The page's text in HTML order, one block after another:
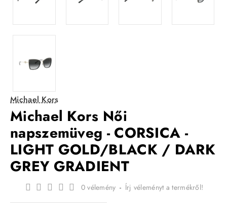
Michael Kors
Michael Kors Női
napszemüveg - CORSICA -
LIGHT GOLD/BLACK / DARK
GREY GRADIENT
0 vélemény - Írj véleményt a termékről!